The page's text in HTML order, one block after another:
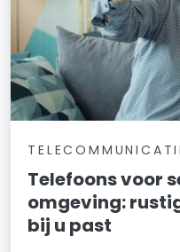
Telefoons voor
omgeving:
bij u past